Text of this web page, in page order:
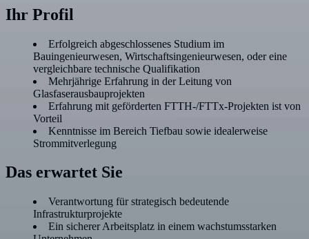
Ihr Profil
Erfolgreich abgeschlossenes Studium im
Bauingenieurwesen, Wirtschaftsingenieurwesen, oder eine
vergleichbare technische Qualifikation
Mehrjährige Erfahrung in der Leitung von
Glasfaserausbauprojekten
Erfahrung mit geförderten FTTH-/FTTx-Projekten ist von
Vorteil
Kenntnisse im Bereich Tiefbau sowie idealerweise
Strommitverlegung
Das erwartet Sie
Verantwortung für strategisch bedeutende
Infrastrukturprojekte
Ein sicherer Arbeitsplatz in einem wachstumsstarken